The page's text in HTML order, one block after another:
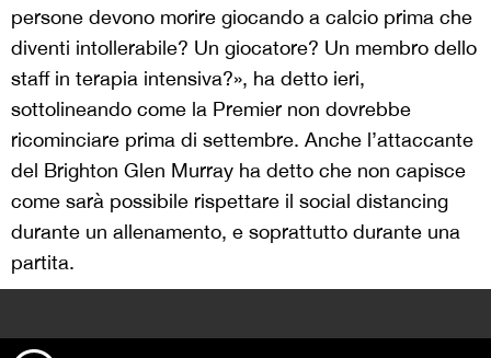
persone devono morire giocando a calcio prima che
diventi intollerabile? Un giocatore? Un membro dello
staff in terapia intensiva?», ha detto ieri,
sottolineando come la Premier non dovrebbe
ricominciare prima di settembre. Anche l’attaccante
del Brighton Glen Murray ha detto che non capisce
come sarà possibile rispettare il social distancing
durante un allenamento, e soprattutto durante una
partita.